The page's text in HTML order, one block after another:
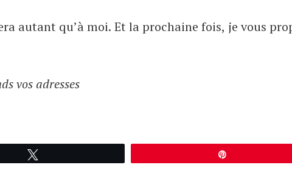
autant qu’à moi. Et la prochaine fois, je vous
vos adresses